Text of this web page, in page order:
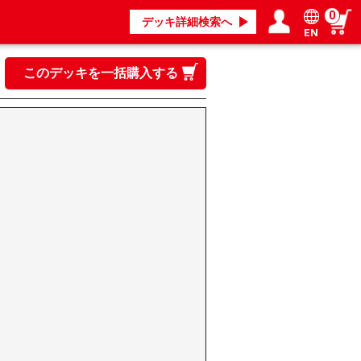
デッキ詳細検索へ
ログイン／会員登録
マイページ
EN
0
このデッキを一括購入する